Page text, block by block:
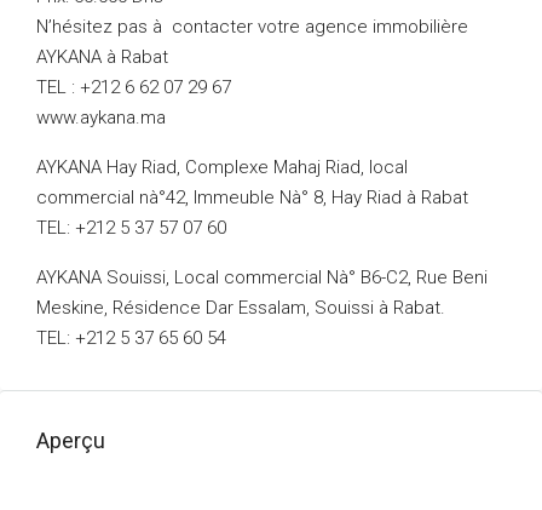
N’hésitez pas à contacter votre agence immobilière
AYKANA à Rabat
TEL : +212 6 62 07 29 67
www.aykana.ma
AYKANA Hay Riad, Complexe Mahaj Riad, local
commercial nà°42, Immeuble Nà° 8, Hay Riad à Rabat
TEL: +212 5 37 57 07 60
AYKANA Souissi, Local commercial Nà° B6-C2, Rue Beni
Meskine, Résidence Dar Essalam, Souissi à Rabat.
TEL: +212 5 37 65 60 54
Aperçu